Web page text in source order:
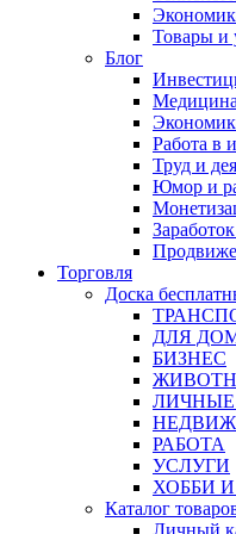
Товары и
Блог
Медицина
Работа в
Труд и
Юмор и
Торговля
Доска
ДЛЯ
БИЗНЕС
РАБОТА
УСЛУГИ
ХОББИ
Каталог
Личный